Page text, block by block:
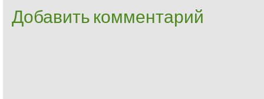
Добавить комментарий